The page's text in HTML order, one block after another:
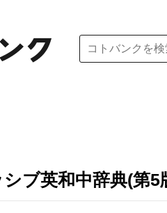
ブ英和中辞典(第5